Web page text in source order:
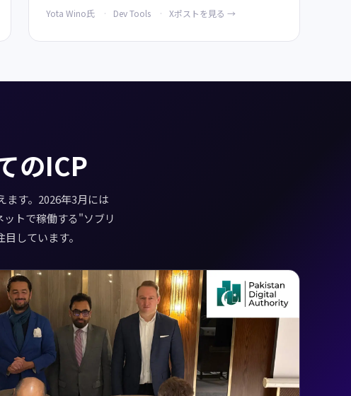
Yota Wino氏 Dev Tools Xポストを見る →
のICP
ます。2026年3月には
トで稼働する"ソブリ
しています。